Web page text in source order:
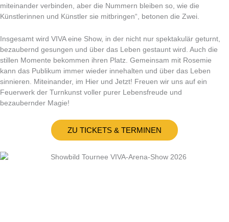
miteinander verbinden, aber die Nummern bleiben so, wie die
Künstlerinnen und Künstler sie mitbringen“, betonen die Zwei.
Insgesamt wird VIVA eine Show, in der nicht nur spektakulär geturnt,
bezaubernd gesungen und über das Leben gestaunt wird. Auch die
stillen Momente bekommen ihren Platz. Gemeinsam mit Rosemie
kann das Publikum immer wieder innehalten und über das Leben
sinnieren. Miteinander, im Hier und Jetzt! Freuen wir uns auf ein
Feuerwerk der Turnkunst voller purer Lebensfreude und
bezaubernder Magie!
ZU TICKETS & TERMINEN